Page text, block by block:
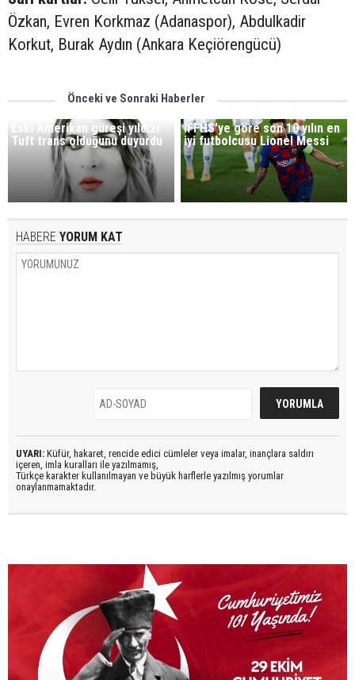
Özkan, Evren Korkmaz (Adanaspor), Abdulkadir
Korkut, Burak Aydın (Ankara Keçiörengücü)
Önceki ve Sonraki Haberler
Eski Amerikan güreşi yıldızı
Tuft trans olduğunu duyurdu
IFFHS'ye göre son 10 yılın en
iyi futbolcusu Lionel Messi
HABERE YORUM KAT
UYARI: Küfür, hakaret, rencide edici cümleler veya imalar, inançlara saldırı
içeren, imla kuralları ile yazılmamış,
Türkçe karakter kullanılmayan ve büyük harflerle yazılmış yorumlar
onaylanmamaktadır.